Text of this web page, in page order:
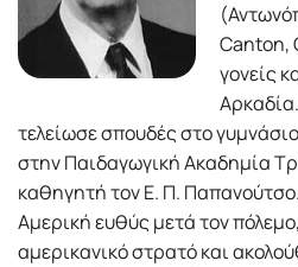
Canton,
γονείς
τελείωσε σπουδές στο
στην Παιδαγωγική Ακαδημία
καθηγητή τον Ε. Π.
Αμερική ευθύς μετά τον
αμερικανικό στρατό και